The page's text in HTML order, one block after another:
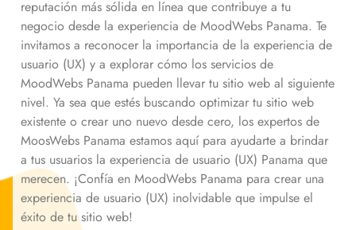
reputación más sólida en línea que contribuye a tu
negocio desde la experiencia de MoodWebs Panama. Te
invitamos a reconocer la importancia de la experiencia de
usuario (UX) y a explorar cómo los servicios de
MoodWebs Panama pueden llevar tu sitio web al siguiente
nivel. Ya sea que estés buscando optimizar tu sitio web
existente o crear uno nuevo desde cero, los expertos de
MoosWebs Panama estamos aquí para ayudarte a brindar
a tus usuarios la experiencia de usuario (UX) Panama que
merecen. ¡Confía en MoodWebs Panama para crear una
experiencia de usuario (UX) inolvidable que impulse el
éxito de tu sitio web!